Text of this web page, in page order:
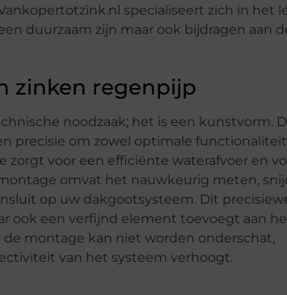
specialiseert zich in het
duurzaam zijn maar ook bijdragen aan
zinken regenpijp
noodzaak; het is een kunstvorm.
precisie om zowel optimale
zorgt voor een efficiënte waterafvoer en
omvat het nauwkeurig meten,
op uw dakgootsysteem. Dit
ook een verfijnd element toevoegt aan
montage kan niet worden onderschat,
van het systeem verhoogt.